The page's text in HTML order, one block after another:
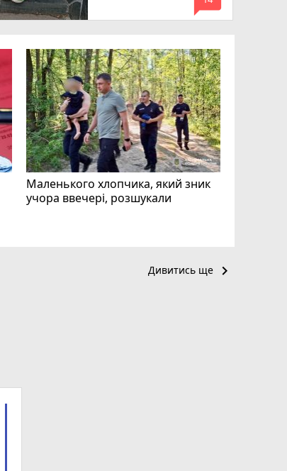
Маленького хлопчика, який зник
учора ввечері, розшукали
Дивитись ще keyboard_arrow_right